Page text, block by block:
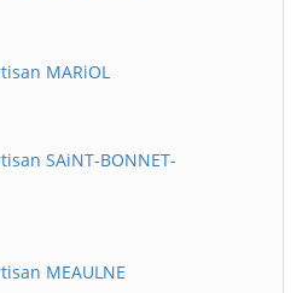
MARiOL
SAiNT-BONNET-
MEAULNE